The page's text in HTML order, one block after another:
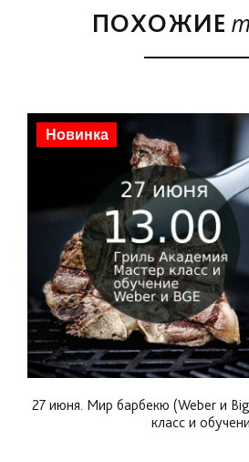
вопросы. Вы не только чудесно
приятной атмосфере, но и
Программа включает в себя:
фуршет и напитки.
Мастер-класс рассчитан на 4
Место проведения мастер-
Москва, Сибирский проезд
ПОХОЖИЕ
Новинка
27 июня. Мир барбекю (Weber и
класс и